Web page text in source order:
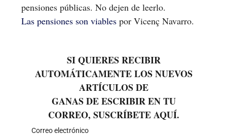
pensiones públicas. No dejen de leerlo.
Las pensiones son viables por Vicenç Navarro.
SI QUIERES RECIBIR
AUTOMÁTICAMENTE LOS NUEVOS
ARTÍCULOS DE
GANAS DE ESCRIBIR EN TU
CORREO, SUSCRÍBETE AQUÍ.
Correo electrónico